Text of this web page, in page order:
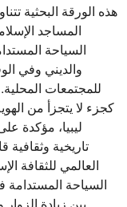
هذه الورقة البحثية
المساجد
السياحة
والديني وفي
للمجتمعات
كجزء لا يتجزأ من
ليبيا، مؤكدة
تاريخية وثقافية
العالمي للثقافة
السياحة المستدامة
بين زيادة